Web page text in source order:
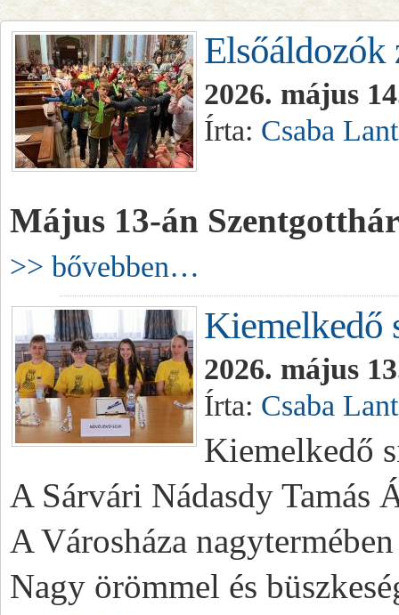
Elsőáldozók
2026. május
Írta: Csaba
Május 13-án
>> bővebben…
Kiemelkedő
2026. május
Írta: Csaba
Kiemelkedő
A Sárvári Nádasdy Tamás
A Városháza
Nagy örömmel és